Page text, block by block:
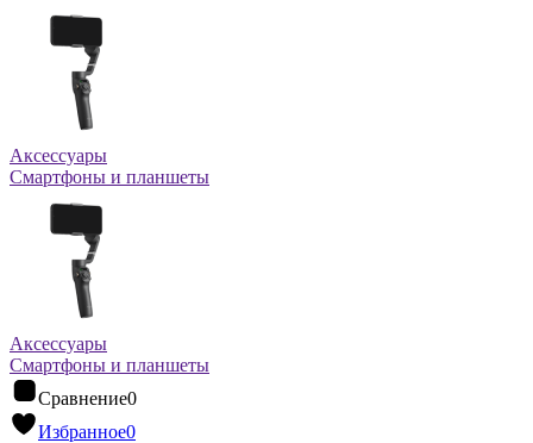
Аксессуары
Смартфоны и планшеты
Аксессуары
Смартфоны и планшеты
Сравнение0
Избранное0